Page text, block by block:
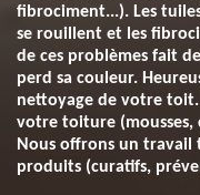
fibrociment...). Les
se rouillent et les
de ces problèmes fait
perd sa couleur.
nettoyage de votre
votre toiture (mousses,
Nous offrons un travail
produits (curatifs,